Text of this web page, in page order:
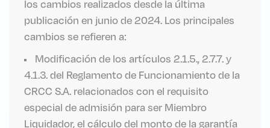
los cambios realizados desde la última
publicación en junio de 2024. Los principales
cambios se refieren a:
Modificación de los artículos 2.1.5., 2.7.7. y
4.1.3. del Reglamento de Funcionamiento de la
CRCC S.A. relacionados con el requisito
especial de admisión para ser Miembro
Liquidador, el cálculo del monto de la garantía